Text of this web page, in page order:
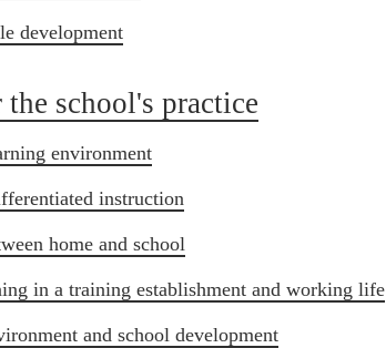
development
school's practice
environment
instruction
home and school
in a training establishment and working life
and school development